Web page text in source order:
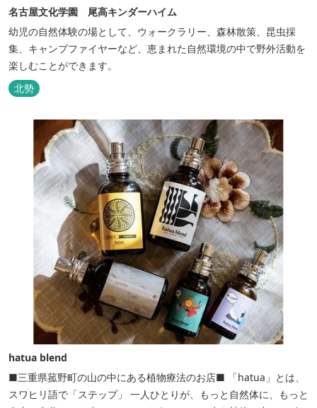
名古屋文化学園 尾高キンダーハイム
幼児の自然体験の場として、ウォークラリー、森林散策、昆虫採
集、キャンプファイヤーなど、恵まれた自然環境の中で野外活動を
楽しむことができます。
北勢
hatua blend
■三重県菰野町の山の中にある植物療法のお店■ 「hatua」とは、
スワヒリ語で「ステップ」 一人ひとりが、もっと自然体に、もっと